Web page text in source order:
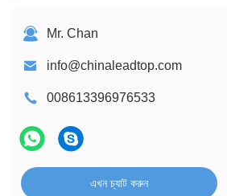
Mr. Chan
info@chinaleadtop.com
008613396976533
এখন চ্যাট করুন